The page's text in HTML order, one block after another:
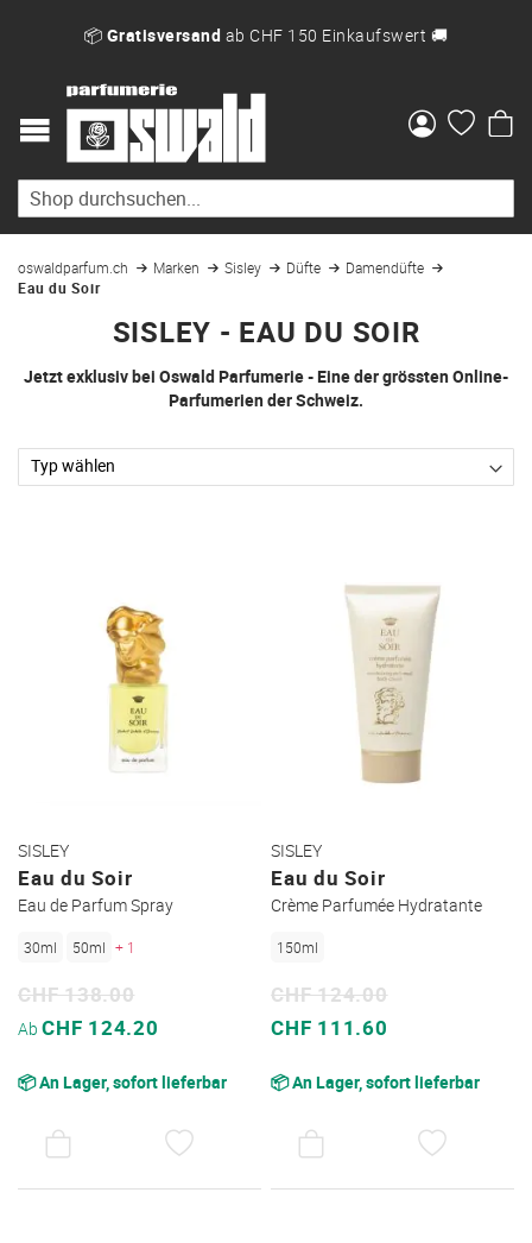
📦 Gratisversand ab CHF 150 Einkaufswert 🚚
oswaldparfum.ch Marken Sisley Düfte
Damendüfte
Eau du Soir
SISLEY - EAU DU SOIR
Jetzt exklusiv bei Oswald Parfumerie - Eine der grössten Online-
Parfumerien der Schweiz.
SISLEY
Eau du Soir
Eau de Parfum Spray
30ml 50ml + 1
Sonderpreis
Ab CHF 124.20
CHF 138.00
📦 An Lager, sofort lieferbar
SISLEY
Eau du Soir
Crème Parfumée Hydratante
150ml
Sonderpreis
CHF 111.60
CHF 124.00
📦 An Lager, sofort lieferbar